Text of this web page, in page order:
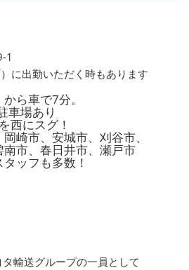
1
に出勤いただく時もあります
ら車で7分。
車場あり
西にスグ！
崎市、安城市、刈谷市、
市、春日井市、瀬戸市
ッフも多数！
輸送グループの一員として